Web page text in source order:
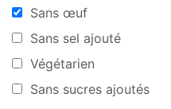
Sans œuf
Sans sel ajouté
Végétarien
Sans sucres ajoutés